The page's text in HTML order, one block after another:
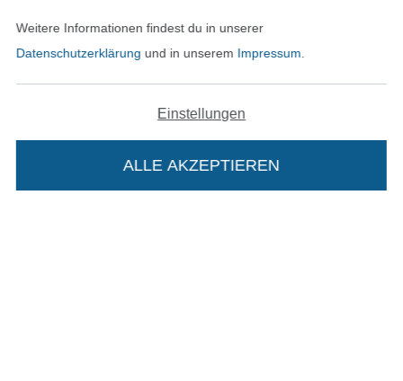
In deinen Warenkorb
Bestellung widerrufen
Finde mehr Inspiration
Weitere Informationen findest du in unserer
Datenschutzerklärung und in unserem Impressum
Einstellungen
ALLE AKZEPTIEREN